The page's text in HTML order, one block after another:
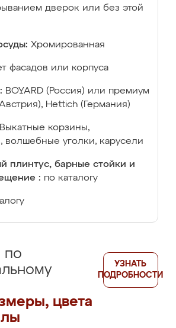
дверок или без этой
Хромированная
фасадов или корпуса
BOYARD (Россия) или премиум
Hettich (Германия)
Выкатные корзины,
волшебные уголки, карусели
плинтус, барные стойки и
: по каталогу
по
цвета
УЗНАТЬ
ПОДРОБНОСТИ